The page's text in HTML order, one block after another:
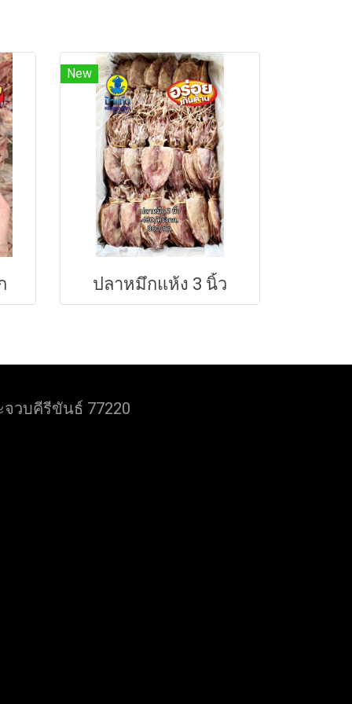
New
ปลาหมึกแห้ง 3 นิ้ว
วบคีรีขันธ์ 77220